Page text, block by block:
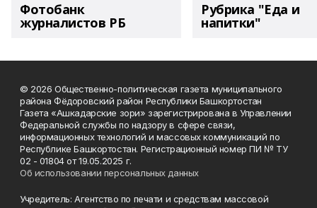
Фотобанк
журналистов РБ
Рубрика "Еда и
напитки"
© 2026 Общественно-политическая газета муниципального
района Фёдоровский район Республики Башкортостан
Газета «Ашкадарские зори» зарегистрирована в Управлении
Федеральной службы по надзору в сфере связи,
информационных технологий и массовых коммуникаций по
Республике Башкортостан. Регистрационный номер ПИ № ТУ
02 - 01804 от 19.05.2025 г.
Об использовании персональных данных
Учредитель: Агентство по печати и средствам массовой